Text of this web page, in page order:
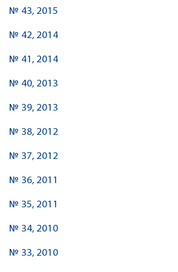
№ 43, 2015
№ 42, 2014
№ 41, 2014
№ 40, 2013
№ 39, 2013
№ 38, 2012
№ 37, 2012
№ 36, 2011
№ 35, 2011
№ 34, 2010
№ 33, 2010